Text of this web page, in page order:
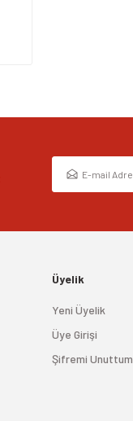
Üyelik
Yeni Üyelik
Üye Girişi
Şifremi Unuttum